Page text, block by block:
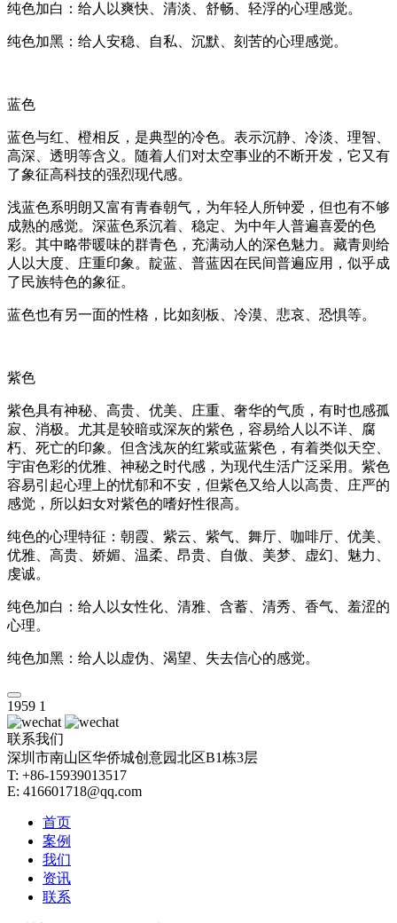
纯色加白：给人以爽快、清淡、舒畅、轻浮的心理感觉。
纯色加黑：给人安稳、自私、沉默、刻苦的心理感觉。
蓝色
蓝色与红、橙相反，是典型的冷色。表示沉静、冷淡、理智、
高深、透明等含义。随着人们对太空事业的不断开发，它又有
了象征高科技的强烈现代感。
浅蓝色系明朗又富有青春朝气，为年轻人所钟爱，但也有不够
成熟的感觉。深蓝色系沉着、稳定、为中年人普遍喜爱的色
彩。其中略带暖味的群青色，充满动人的深色魅力。藏青则给
人以大度、庄重印象。靛蓝、普蓝因在民间普遍应用，似乎成
了民族特色的象征。
蓝色也有另一面的性格，比如刻板、冷漠、悲哀、恐惧等。
紫色
紫色具有神秘、高贵、优美、庄重、奢华的气质，有时也感孤
寂、消极。尤其是较暗或深灰的紫色，容易给人以不详、腐
朽、死亡的印象。但含浅灰的红紫或蓝紫色，有着类似天空、
宇宙色彩的优雅、神秘之时代感，为现代生活广泛采用。紫色
容易引起心理上的忧郁和不安，但紫色又给人以高贵、庄严的
感觉，所以妇女对紫色的嗜好性很高。
纯色的心理特征：朝霞、紫云、紫气、舞厅、咖啡厅、优美、
优雅、高贵、娇媚、温柔、昂贵、自傲、美梦、虚幻、魅力、
虔诚。
纯色加白：给人以女性化、清雅、含蓄、清秀、香气、羞涩的
心理。
纯色加黑：给人以虚伪、渴望、失去信心的感觉。
1959 1
联系我们
深圳市南山区华侨城创意园北区B1栋3层
T: +86-15939013517
E: 416601718@qq.com
首页
案例
我们
资讯
联系